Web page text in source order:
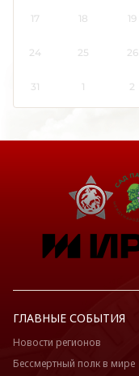
17 18 19
24 25 26
31 1 2
ГЛАВНЫЕ СОБЫТИЯ
Новости регионов
Бессмертный полк в мире